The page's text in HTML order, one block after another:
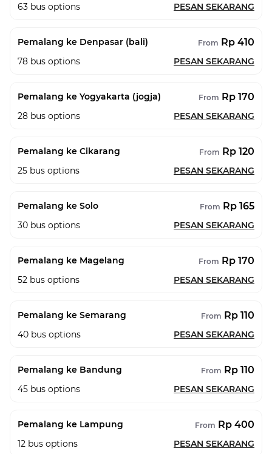
63 bus options PESAN SEKARANG
Pemalang ke Denpasar (bali) From Rp 410
78 bus options PESAN SEKARANG
Pemalang ke Yogyakarta (jogja) From Rp 170
28 bus options PESAN SEKARANG
Pemalang ke Cikarang From Rp 120
25 bus options PESAN SEKARANG
Pemalang ke Solo From Rp 165
30 bus options PESAN SEKARANG
Pemalang ke Magelang From Rp 170
52 bus options PESAN SEKARANG
Pemalang ke Semarang From Rp 110
40 bus options PESAN SEKARANG
Pemalang ke Bandung From Rp 110
45 bus options PESAN SEKARANG
Pemalang ke Lampung From Rp 400
12 bus options PESAN SEKARANG